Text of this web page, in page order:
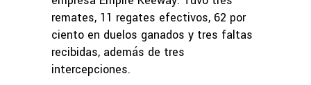
remates, 11 regates efectivos, 62 por
ciento en duelos ganados y tres faltas
recibidas, además de tres
intercepciones.